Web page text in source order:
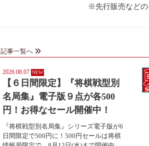
※先行販売などの
記事一覧へ
2026.08.07
【６日間限定】『将棋戦型別
名局集』電子版９点が各500
円！お得なセール開催中！
『将棋戦型別名局集』シリーズ電子版が6
日間限定で500円に！500円セールは将棋